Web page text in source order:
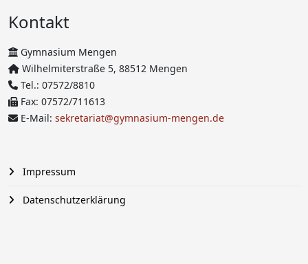
Kontakt
Gymnasium Mengen
Wilhelmiterstraße 5, 88512 Mengen
Tel.: 07572/8810
Fax: 07572/711613
E-Mail: sekretariat@gymnasium-mengen.de
Impressum
Datenschutzerklärung